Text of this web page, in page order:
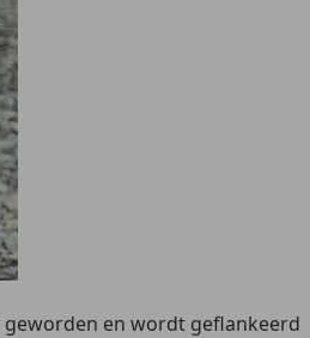
geworden en wordt geflankeerd